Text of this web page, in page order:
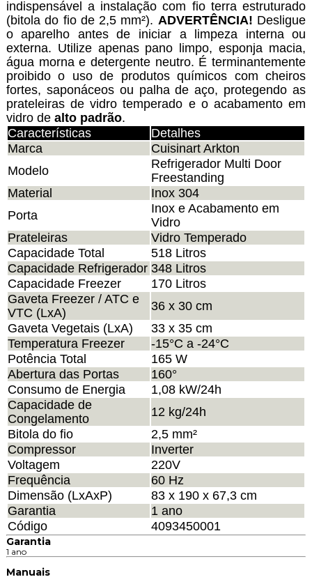
indispensável a instalação com fio terra estruturado
(bitola do fio de 2,5 mm²). ADVERTÊNCIA! Desligue
o aparelho antes de iniciar a limpeza interna ou
externa. Utilize apenas pano limpo, esponja macia,
água morna e detergente neutro. É terminantemente
proibido o uso de produtos químicos com cheiros
fortes, saponáceos ou palha de aço, protegendo as
prateleiras de vidro temperado e o acabamento em
vidro de alto padrão.
Características
Detalhes
Marca
Cuisinart Arkton
Modelo
Refrigerador Multi Door
Freestanding
Material
Inox 304
Porta
Inox e Acabamento em
Vidro
Prateleiras
Vidro Temperado
Capacidade Total
518 Litros
Capacidade Refrigerador 348 Litros
Capacidade Freezer
170 Litros
Gaveta Freezer / ATC e
VTC (LxA)
36 x 30 cm
Gaveta Vegetais (LxA)
33 x 35 cm
Temperatura Freezer
-15°C a -24°C
Potência Total
165 W
Abertura das Portas
160°
Consumo de Energia
1,08 kW/24h
Capacidade de
Congelamento
12 kg/24h
Bitola do fio
2,5 mm²
Compressor
Inverter
Voltagem
220V
Frequência
60 Hz
Dimensão (LxAxP)
83 x 190 x 67,3 cm
Garantia
1 ano
Código
4093450001
Garantia
1 ano
Manuais